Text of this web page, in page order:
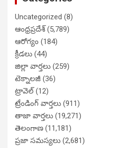
Uncategorized (8)
ఆంధ్రప్రదేశ్(5,789)
ఆరోగ్యం (184)
క్రీడలు (44)
జిల్లా వార్తలు (259)
టెక్నాలజీ (36)
ట్రావెల్(12)
ట్రేండింగ్ వార్తలు (911)
తాజా వార్తలు (19,271)
తెలంగాణ (11,181)
ప్రజా సమస్యలు (2,681)